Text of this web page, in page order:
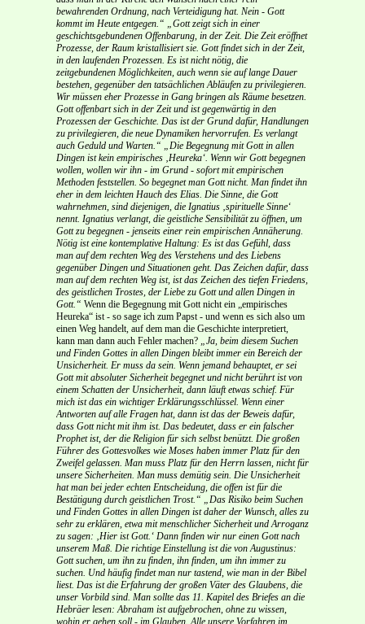
bewahrenden Ordnung, nach Verteidigung hat. Nein - Gott
kommt im Heute entgegen.“ „Gott zeigt sich in einer
geschichtsgebundenen Offenbarung, in der Zeit. Die Zeit eröffnet
Prozesse, der Raum kristallisiert sie. Gott findet sich in der Zeit,
in den laufenden Prozessen. Es ist nicht nötig, die
zeitgebundenen Möglichkeiten, auch wenn sie auf lange Dauer
bestehen, gegenüber den tatsächlichen Abläufen zu privilegieren.
Wir müssen eher Prozesse in Gang bringen als Räume besetzen.
Gott offenbart sich in der Zeit und ist gegenwärtig in den
Prozessen der Geschichte. Das ist der Grund dafür, Handlungen
zu privilegieren, die neue Dynamiken hervorrufen. Es verlangt
auch Geduld und Warten.“ „Die Begegnung mit Gott in allen
Dingen ist kein empirisches ‚Heureka‘. Wenn wir Gott begegnen
wollen, wollen wir ihn - im Grund - sofort mit empirischen
Methoden feststellen. So begegnet man Gott nicht. Man findet ihn
eher in dem leichten Hauch des Elias. Die Sinne, die Gott
wahrnehmen, sind diejenigen, die Ignatius ‚spirituelle Sinne‘
nennt. Ignatius verlangt, die geistliche Sensibilität zu öffnen, um
Gott zu begegnen - jenseits einer rein empirischen Annäherung.
Nötig ist eine kontemplative Haltung: Es ist das Gefühl, dass
man auf dem rechten Weg des Verstehens und des Liebens
gegenüber Dingen und Situationen geht. Das Zeichen dafür, dass
man auf dem rechten Weg ist, ist das Zeichen des tiefen Friedens,
des geistlichen Trostes, der Liebe zu Gott und allen Dingen in
Gott.“ Wenn die Begegnung mit Gott nicht ein „empirisches
Heureka“ ist - so sage ich zum Papst - und wenn es sich also um
einen Weg handelt, auf dem man die Geschichte interpretiert,
kann man dann auch Fehler machen? „Ja, beim diesem Suchen
und Finden Gottes in allen Dingen bleibt immer ein Bereich der
Unsicherheit. Er muss da sein. Wenn jemand behauptet, er sei
Gott mit absoluter Sicherheit begegnet und nicht berührt ist von
einem Schatten der Unsicherheit, dann läuft etwas schief. Für
mich ist das ein wichtiger Erklärungsschlüssel. Wenn einer
Antworten auf alle Fragen hat, dann ist das der Beweis dafür,
dass Gott nicht mit ihm ist. Das bedeutet, dass er ein falscher
Prophet ist, der die Religion für sich selbst benützt. Die großen
Führer des Gottesvolkes wie Moses haben immer Platz für den
Zweifel gelassen. Man muss Platz für den Herrn lassen, nicht für
unsere Sicherheiten. Man muss demütig sein. Die Unsicherheit
hat man bei jeder echten Entscheidung, die offen ist für die
Bestätigung durch geistlichen Trost.“ „Das Risiko beim Suchen
und Finden Gottes in allen Dingen ist daher der Wunsch, alles zu
sehr zu erklären, etwa mit menschlicher Sicherheit und Arroganz
zu sagen: ‚Hier ist Gott.‘ Dann finden wir nur einen Gott nach
unserem Maß. Die richtige Einstellung ist die von Augustinus:
Gott suchen, um ihn zu finden, ihn finden, um ihn immer zu
suchen. Und häufig findet man nur tastend, wie man in der Bibel
liest. Das ist die Erfahrung der großen Väter des Glaubens, die
unser Vorbild sind. Man sollte das 11. Kapitel des Briefes an die
Hebräer lesen: Abraham ist aufgebrochen, ohne zu wissen,
wohin er gehen soll - im Glauben. Alle unsere Vorfahren im